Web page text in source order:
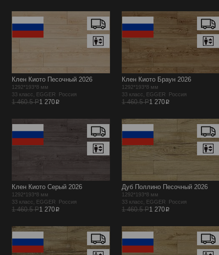
Клен Киото Песочный 2026
1292*193*8 мм
33 класс, EGGER Россия
1 460.5 Р1 270p
Клен Киото Браун 2026
1292*193*8 мм
33 класс, EGGER Россия
1 460.5 Р1 270p
Клен Киото Серый 2026
1292*193*8 мм
33 класс, EGGER Россия
1 460.5 Р1 270p
Дуб Поллино Песочный 2026
1292*193*8 мм
33 класс, EGGER Россия
1 460.5 Р1 270p